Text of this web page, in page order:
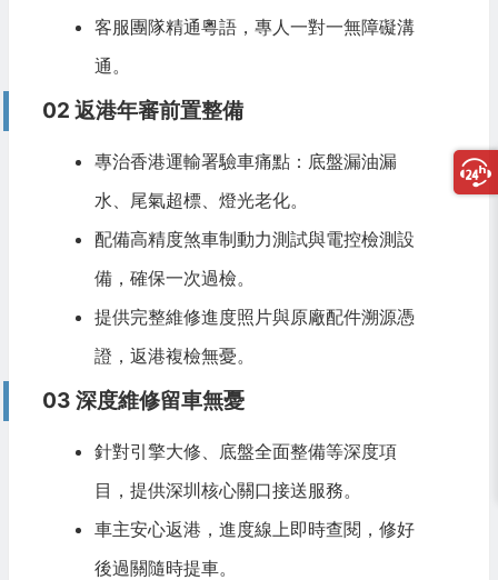
客服團隊精通粵語，專人一對一無障礙溝
通。
02 返港年審前置整備
專治香港運輸署驗車痛點：底盤漏油漏
水、尾氣超標、燈光老化。
配備高精度煞車制動力測試與電控檢測設
備，確保一次過檢。
提供完整維修進度照片與原廠配件溯源憑
證，返港複檢無憂。
03 深度維修留車無憂
針對引擎大修、底盤全面整備等深度項
目，提供深圳核心關口接送服務。
車主安心返港，進度線上即時查閱，修好
後過關隨時提車。